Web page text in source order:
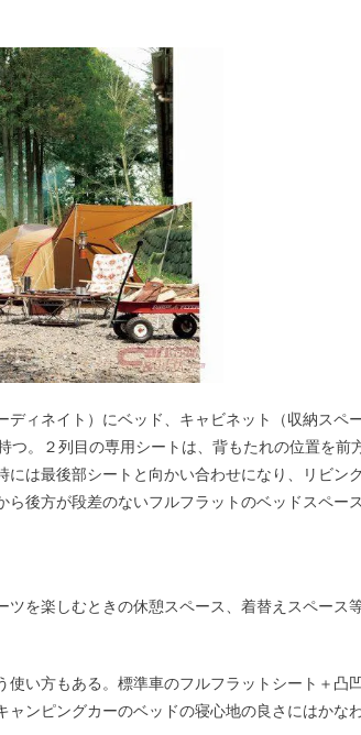
ィネイト）にベッド、キャビネット（収納スペ
つ。２列目の専用シートは、背もたれの位置を前
は最後部シートと向かい合わせになり、リビン
後方が段差のないフルフラットのベッドスペー
を楽しむときの休憩スペース、着替えスペース
い方もある。標準車のフルフラットシート＋凸
ンピングカーのベッドの寝心地の良さにはかな